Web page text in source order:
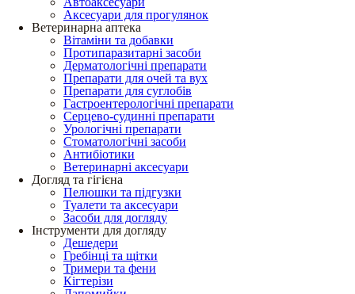
Аксесуари для прогулянок
Ветеринарна аптека
Вітаміни та добавки
Протипаразитарні засоби
Дерматологічні препарати
Препарати для очей та вух
Препарати для суглобів
Гастроентерологічні препарати
Серцево-судинні препарати
Урологічні препарати
Стоматологічні засоби
Антибіотики
Ветеринарні аксесуари
Догляд та гігієна
Пелюшки та підгузки
Туалети та аксесуари
Засоби для догляду
Інструменти для догляду
Дешедери
Гребінці та щітки
Тримери та фени
Кігтерізи